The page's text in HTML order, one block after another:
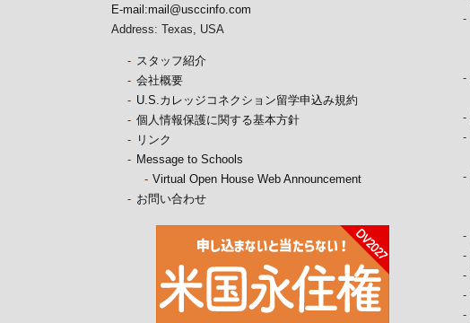
E-mail:mail@usccinfo.com
Address: Texas, USA
スタッフ紹介
会社概要
U.S.カレッジコネクション留学申込み規約
個人情報保護に関する基本方針
リンク
Message to Schools
Virtual Open House Web Announcement
お問い合わせ